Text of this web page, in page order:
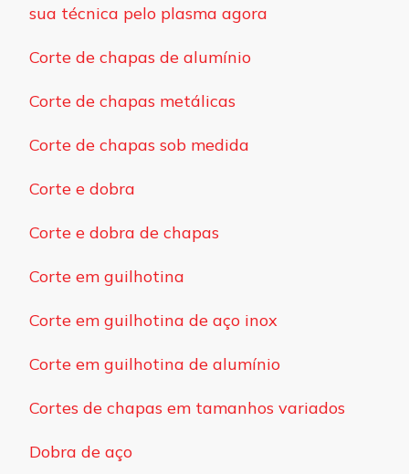
sua técnica pelo plasma agora
Corte de chapas de alumínio
Corte de chapas metálicas
Corte de chapas sob medida
Corte e dobra
Corte e dobra de chapas
Corte em guilhotina
Corte em guilhotina de aço inox
Corte em guilhotina de alumínio
Cortes de chapas em tamanhos variados
Dobra de aço